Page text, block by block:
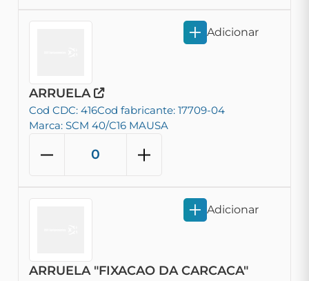
ARRUELA
Cod CDC: 416Cod fabricante: 17709-04
Marca: SCM 40/C16 MAUSA
Adicionar
ARRUELA "FIXACAO DA CARCACA"
Adicionar